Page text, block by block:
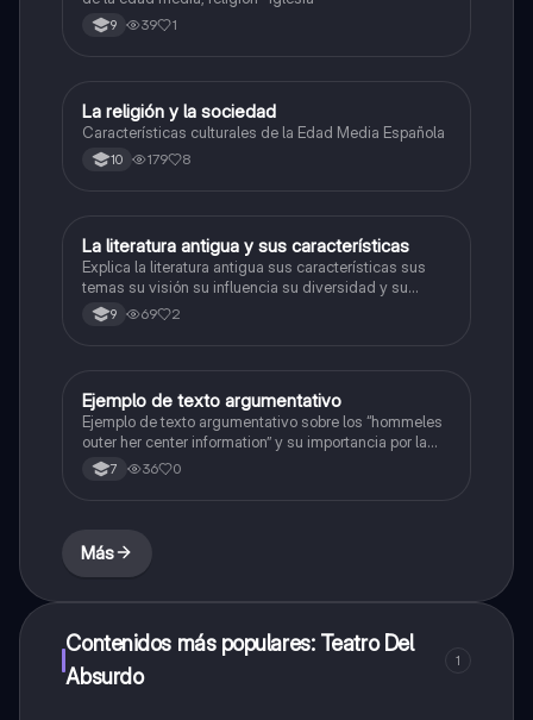
9 39 1
Lengua Castellana
La religión y la sociedad
Características culturales de la Edad Media Española
10 179 8
Lengua Castellana
La literatura antigua y sus características
Explica la literatura antigua sus características sus
temas su visión su influencia su diversidad y su
transmisión
9 69 2
Lengua Castellana
Ejemplo de texto argumentativo
Ejemplo de texto argumentativo sobre los “hommeles
outer her center information” y su importancia por la
cual debería estar en todo el mundo
7 36 0
Más
Contenidos más populares: Teatro Del
Absurdo
1